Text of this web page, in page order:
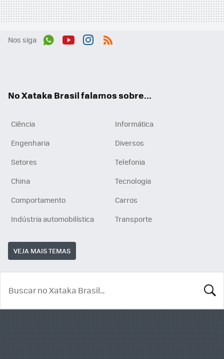
Nos siga
No Xataka Brasil falamos sobre...
Ciência
Informática
Engenharia
Diversos
Setores
Telefonia
China
Tecnologia
Comportamento
Carros
Indústria automobilística
Transporte
VEJA MAIS TEMAS